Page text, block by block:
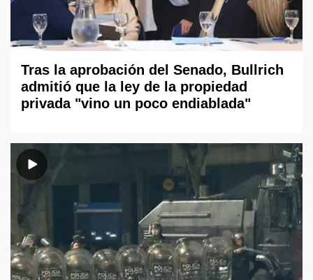
Tras la aprobación del Senado, Bullrich
admitió que la ley de la propiedad
privada "vino un poco endiablada"